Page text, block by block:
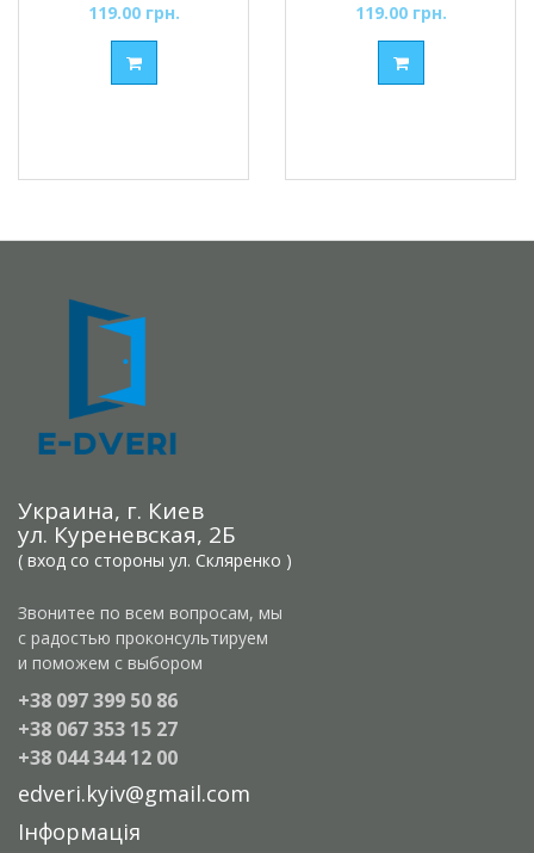
119.00 грн. 119.00 грн.
Украина, г. Киев
ул. Куреневская, 2Б
( вход со стороны ул. Скляренко )
Звонитее по всем вопросам, мы
с радостью проконсультируем
и поможем с выбором
+38 097 399 50 86
+38 067 353 15 27
+38 044 344 12 00
edveri.kyiv@gmail.com
Інформація